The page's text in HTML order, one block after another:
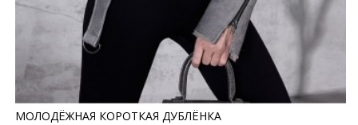
МОЛОДЁЖНАЯ КОРОТКАЯ ДУБЛЁНКА